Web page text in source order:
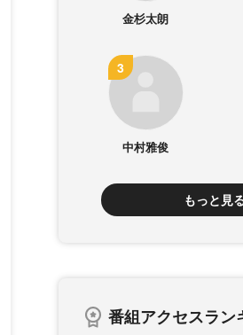
金杉太朗
中村雅俊
もっと見
番組アクセスラン